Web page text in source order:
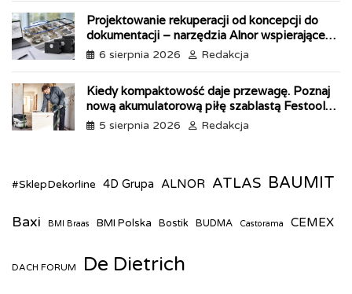
Projektowanie rekuperacji od koncepcji do
dokumentacji – narzędzia Alnor wspierające
każdy etap pracy
6 sierpnia 2026 Redakcja
Kiedy kompaktowość daje przewagę. Poznaj
nową akumulatorową piłę szablastą Festool
ERSC 18
5 sierpnia 2026 Redakcja
#SklepDekorline 4D Grupa ALNOR ATLAS BAUMIT
Baxi BMI Braas BMI Polska Bostik BUDMA Castorama CEMEX
DACH FORUM De Dietrich